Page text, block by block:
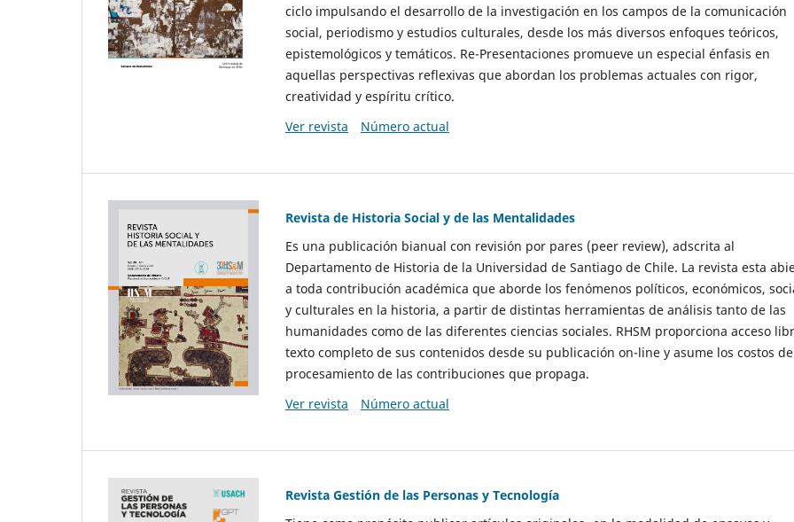
ciclo impulsando el desarrollo de la investigación en los campos de la comunicación
social, periodismo y estudios culturales, desde los más diversos enfoques teóricos,
epistemológicos y temáticos. Re-Presentaciones promueve un especial énfasis en
aquellas perspectivas reflexivas que abordan los problemas actuales con rigor,
creatividad y espíritu crítico.
Ver revista
Número actual
Revista de Historia Social y de las Mentalidades
Es una publicación bianual con revisión por pares (peer review), adscrita al
Departamento de Historia de la Universidad de Santiago de Chile. La revista esta
a toda contribución académica que aborde los fenómenos políticos, económicos,
y culturales en la historia, a partir de distintas herramientas de análisis tanto de las
humanidades como de las diferentes ciencias sociales. RHSM proporciona acceso
texto completo de sus contenidos desde su publicación on-line y asume los costos de
procesamiento de las contribuciones que propaga.
Ver revista
Número actual
Revista Gestión de las Personas y Tecnología